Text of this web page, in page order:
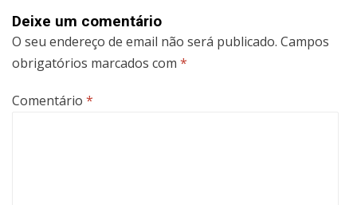
Deixe um comentário
O seu endereço de email não será publicado. Campos
obrigatórios marcados com *
Comentário *